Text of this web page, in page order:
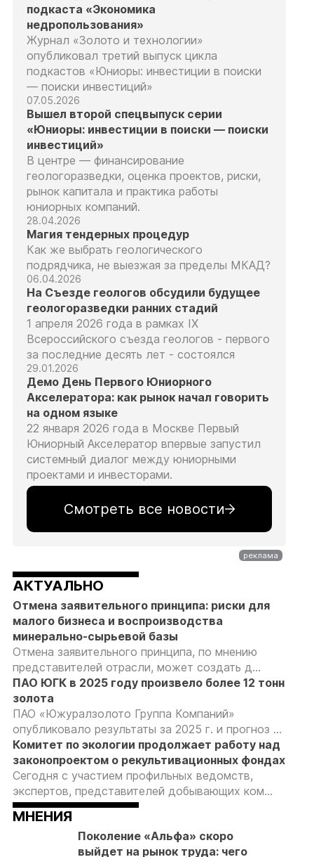
подкаста «Экономика
недропользования»
Журнал «Золото и технологии»
опубликовал третий выпуск цикла
подкастов «Юниоры: инвестиции в поиски
— поиски инвестиций»
07.05.2026
Вышел второй спецвыпуск серии
«Юниоры: инвестиции в поиски — поиски
инвестиций»
В центре — финансирование
геологоразведки, оценка проектов, риски,
рынок капитала и практика работы
юниорных компаний.
28.04.2026
Магия тендерных процедур
Как же выбрать геологического
подрядчика, не выезжая за пределы МКАД?
06.04.2026
На Съезде геологов обсудили будущее
геологоразведки ранних стадий
1 апреля 2026 года в рамках IX
Всероссийского съезда геологов - первого
за последние десять лет - состоялся
29.01.2026
Демо День Первого Юниорного
Акселератора: как рынок начал говорить
на одном языке
22 января 2026 года в Москве Первый
Юниорный Акселератор впервые запустил
системный диалог между юниорными
проектами и инвесторами.
Смотреть все новости
АКТУАЛЬНО
Отмена заявительного принципа: риски для
малого бизнеса и воспроизводства
минерально-сырьевой базы
Отмена заявительного принципа, по мнению
представителей отрасли, может создать д...
ПАО ЮГК в 2025 году произвело более 12 тонн
золота
ПАО «Южуралзолото Группа Компаний»
опубликовало результаты за 2025 г. и прогноз ...
Комитет по экологии продолжает работу над
законопроектом о рекультивационных фондах
Сегодня с участием профильных ведомств,
экспертов, представителей добывающих ком...
МНЕНИЯ
Поколение «Альфа» скоро
выйдет на рынок труда: чего